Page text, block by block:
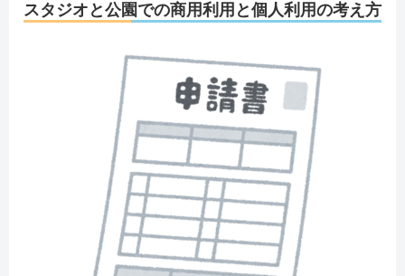
スタジオと公園での商用利用と個人利用の考え方